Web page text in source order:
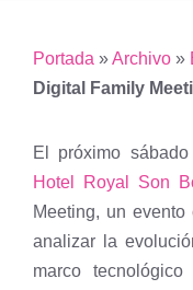
Portada »Archivo »
Digital Family
El próximo
Hotel Royal Son
Meeting, un evento
analizar la
marco